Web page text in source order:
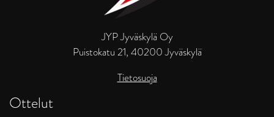
JYP Jyväskylä Oy
Puistokatu 21, 40200 Jyväskylä
Tietosuoja
Ottelut